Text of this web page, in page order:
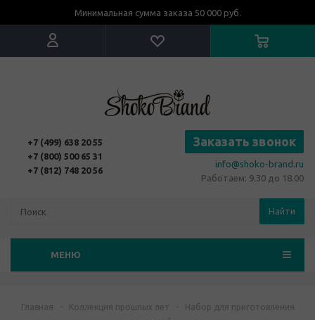
Минимальная сумма заказа 50 000 руб.
+7 (499) 638 20 55
+7 (800) 500 65 31
+7 (812) 748 20 56
Заказать звонок
info@shoko-brand.ru
Работаем: 9.30 до 18.00
Найти
МЕНЮ
Главная - Коллекция прошлых лет -
Набор для приготовления